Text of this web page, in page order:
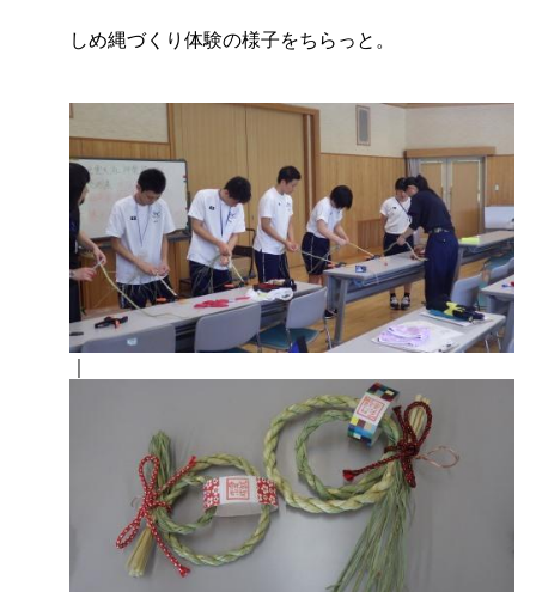
しめ縄づくり体験の様子をちらっと。
｜